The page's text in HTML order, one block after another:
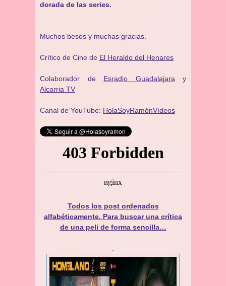
dorada de las series.
Muchos besos y muchas gracias.
Crítico de Cine de El Heraldo del Henares
Colaborador de Esradio Guadalajara y
Alcarria TV
Canal de YouTube: HolaSoyRamónVídeos
Todos los post ordenados
alfabéticamente. Para buscar una crítica
de una peli de forma sencilla…